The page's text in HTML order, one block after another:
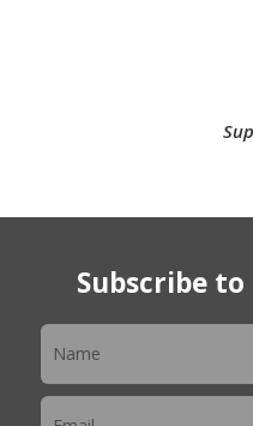
Subscribe